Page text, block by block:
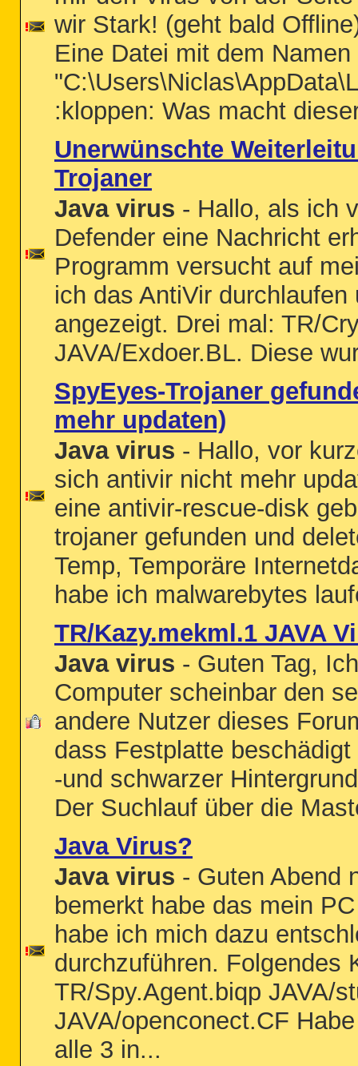
wir Stark! (geht bald
Eine Datei mit dem
:kloppen: Was macht
Unerwünschte
Trojaner
Java virus - Hallo, als ich
Defender eine Nachricht
Programm versucht auf
ich das AntiVir
angezeigt. Drei mal: TR/
JAVA/Exdoer.BL. Diese
SpyEyes-Trojaner
mehr updaten)
Java virus - Hallo, vor
sich antivir nicht mehr
eine antivir-rescue-disk
trojaner gefunden und
Temp, Temporäre
habe ich malwarebytes
TR/Kazy.mekml.1 JAVA
Java virus - Guten Tag,
Computer scheinbar den
andere Nutzer dieses
dass Festplatte
-und schwarzer
Der Suchlauf über die
Java Virus?
Java virus - Guten Abend
bemerkt habe das mein
habe ich mich dazu
durchzuführen. Folgendes
TR/Spy.Agent.biqp JAVA/
JAVA/openconect.CF
alle 3 in...